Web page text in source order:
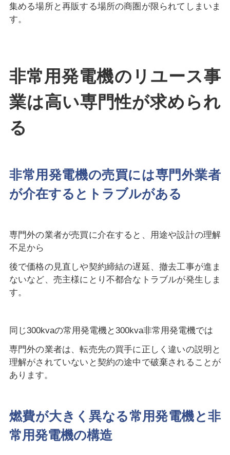
集める場所と再販する場所の商圏が限られてしまいま
す。
非常用発電機のリユース事
業は高い専門性が求められ
る
非常用発電機の売買には専門外業者
が介在するとトラブルがある
専門外の業者が売買に介在すると、用途や設計の理解
不足から
後で価格の見直しや契約締結の遅延、撤去工事が進ま
ないなど、売主様にとり不都合なトラブルが発生しま
す。
同じ300kvaの常用発電機と300kva非常用発電機では
専門外の業者は、転売先の買手に正しく違いの説明と
理解がされていないと契約の途中で破棄されることが
あります。
燃費が大きく異なる常用発電機と非
常用発電機の構造